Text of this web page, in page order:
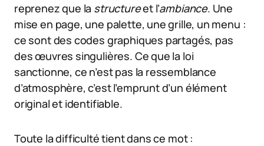
reprenez que la structureet l’ambiance. Une
mise en page, une palette, une grille, un menu :
ce sont des codes graphiques partagés, pas
des œuvres singulières. Ce que la loi
sanctionne, ce n’est pas la ressemblance
d’atmosphère, c’est l’emprunt d’un élément
original et identifiable.
Toute la difficulté tient dans ce mot :